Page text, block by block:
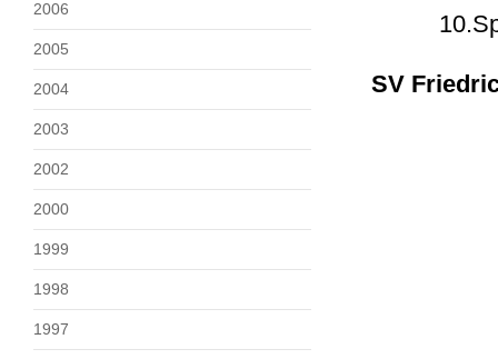
2006
2005
2004
2003
2002
2000
1999
1998
1997
SV